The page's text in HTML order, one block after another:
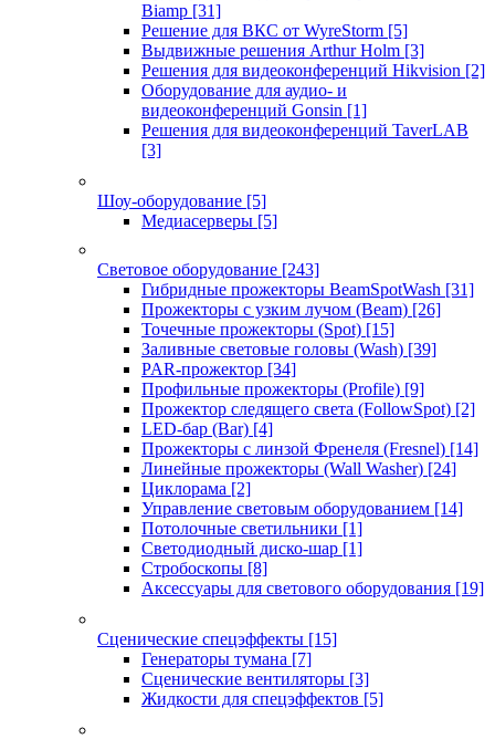
Biamp [31]
Решение для ВКС от WyreStorm [5]
Выдвижные решения Arthur Holm [3]
Решения для видеоконференций Hikvision [2]
Оборудование для аудио- и
видеоконференций Gonsin [1]
Решения для видеоконференций TaverLAB
[3]
Шоу-оборудование [5]
Медиасерверы [5]
Световое оборудование [243]
Гибридные прожекторы BeamSpotWash [31]
Прожекторы с узким лучом (Beam) [26]
Точечные прожекторы (Spot) [15]
Заливные световые головы (Wash) [39]
PAR-прожектор [34]
Профильные прожекторы (Profile) [9]
Прожектор следящего света (FollowSpot) [2]
LED-бар (Bar) [4]
Прожекторы с линзой Френеля (Fresnel) [14]
Линейные прожекторы (Wall Washer) [24]
Циклорама [2]
Управление световым оборудованием [14]
Потолочные светильники [1]
Светодиодный диско-шар [1]
Стробоскопы [8]
Аксессуары для светового оборудования [19]
Сценические спецэффекты [15]
Генераторы тумана [7]
Сценические вентиляторы [3]
Жидкости для спецэффектов [5]